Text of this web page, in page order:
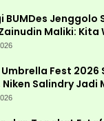
BUMDes Jenggolo
Maliki: Kita
Ekonomi
Fest 2026
Salindry Jadi